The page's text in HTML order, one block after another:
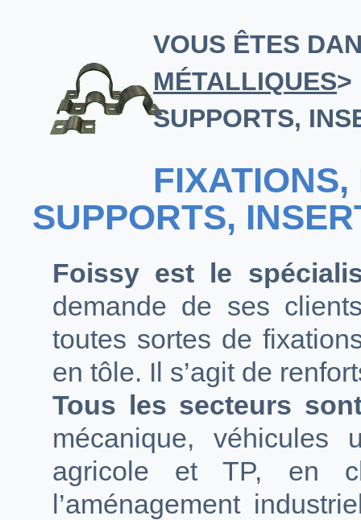
VOUS ÊTES
MÉTALLIQUES>
SUPPORTS,
SUPPORTS,
Foissy est le
demande de ses
toutes sortes de
en tôle. Il s’agit de
Tous les secteurs
mécanique, véhicules
agricole et TP, en
l’aménagement